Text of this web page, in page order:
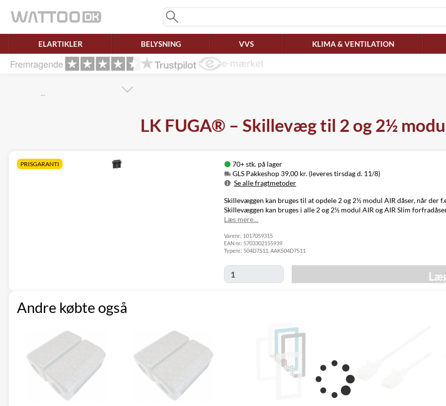
ELARTIKLER BELYSNING VVS KLIMA & VENTILATION
Fremragende
…
LK FUGA® – Skillevæg til 2 og 2½
PRISGARANTI
70+ stk. på lager
GLS Pakkeshop 39,00 kr. (leveres tirsdag d. 11/8)
Se alle fragtmetoder
Metode
Pris
Leveres
GLS Pakkeshop
39,00 kr.
Tirsdag d. 11/8
GLS
GLS Erhverv
Click&Collect i
Svenstrup
(9230)
0,00 kr.
Skillevæggen kan bruges til at opdele 2 og 2½ modul AIR dåser, når der
Skillevæggen kan bruges i alle 2 og 2½ modul AIR og AIR Slim
Læs mere…
Varenr.: 1017059315
EAN nr.: 5703302155939
Typenr.: 504D7511, AAK504D7511
Andre købte også
Ret samtykke!